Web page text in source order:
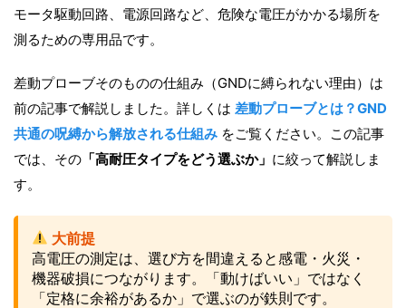
モータ駆動回路、電源回路など、危険な電圧がかかる場所を
測るための専用品です。
差動プローブそのものの仕組み（GNDに縛られない理由）は
前の記事で解説しました。詳しくは 差動プローブとは？GND
共通の呪縛から解放される仕組み をご覧ください。この記事
では、その 「高耐圧タイプをどう選ぶか」 に絞って解説しま
す。
大前提
高電圧の測定は、選び方を間違えると感電・火災・
機器破損につながります。「動けばいい」ではなく
「定格に余裕があるか」で選ぶのが鉄則です。